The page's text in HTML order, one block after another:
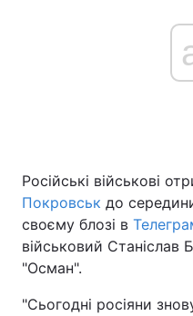
Російські військові
Покровськ до
своєму блозі в
військовий Станіслав
"Осман".
"Сьогодні росіяни